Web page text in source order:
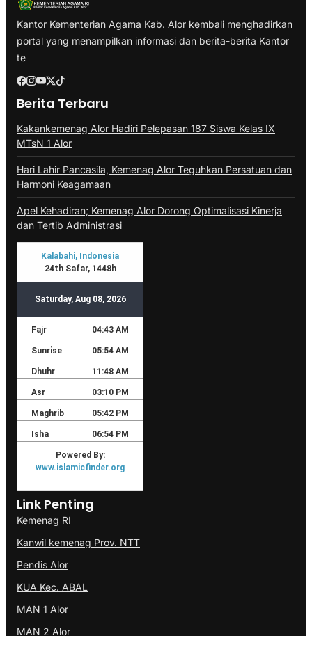
Kantor Kementerian Agama Kab. Alor kembali menghadirkan
portal yang menampilkan informasi dan berita-berita Kantor
te
Berita Terbaru
Kakankemenag Alor Hadiri Pelepasan 187 Siswa Kelas IX
MTsN 1 Alor
Hari Lahir Pancasila, Kemenag Alor Teguhkan Persatuan dan
Harmoni Keagamaan
Apel Kehadiran; Kemenag Alor Dorong Optimalisasi Kinerja
dan Tertib Administrasi
Link Penting
Kemenag RI
Kanwil kemenag Prov. NTT
Pendis Alor
KUA Kec. ABAL
MAN 1 Alor
MAN 2 Alor